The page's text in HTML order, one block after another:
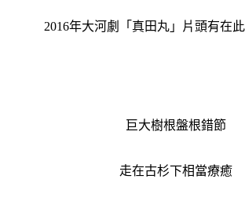
2016年大河劇「真田丸」片頭有在
巨大樹根盤根錯節
走在古杉下相當療癒